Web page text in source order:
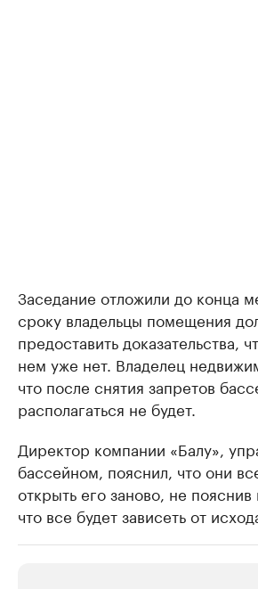
Заседание отложили до конца
сроку владельцы помещения
предоставить доказательства,
нем уже нет. Владелец
что после снятия запретов
располагаться не будет.
Директор компании «Балу»,
бассейном, пояснил, что они
открыть его заново, не
что все будет зависеть от